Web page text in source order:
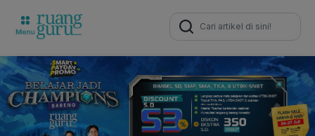
Search
for: